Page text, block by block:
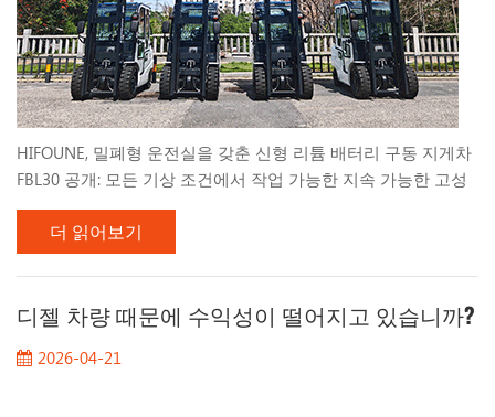
HIFOUNE, 밀폐형 운전실을 갖춘 신형 리튬 배터리 구동 지게차
FBL30 공개: 모든 기상 조건에서 작업 가능한 지속 가능한 고성
능 장비 샤먼, 중국 – 전 세계 물류 및 자재 취급 산업이 탄소 중
립으로의 전환을 가속화함에 따라, 히푸네 전기 기계 분야의 선
도적인 혁신 기업인 는 최신 걸작인 를 출시하게 된 것을 자랑스
럽게 발표합니다. 리튬 배터리 FBL30 카운터밸런스 지게차 . 눈
길을 사로잡는 "HIFOUNE Green" 색상 마감과 선택 사양을 갖추
건에 관계없이 실내 효율성과 견고한 실외 내구성 사이의 간극
더 읽어보기
디젤 차량 때문에 수익성이 떨어지고 있습니까?
2026-04-21